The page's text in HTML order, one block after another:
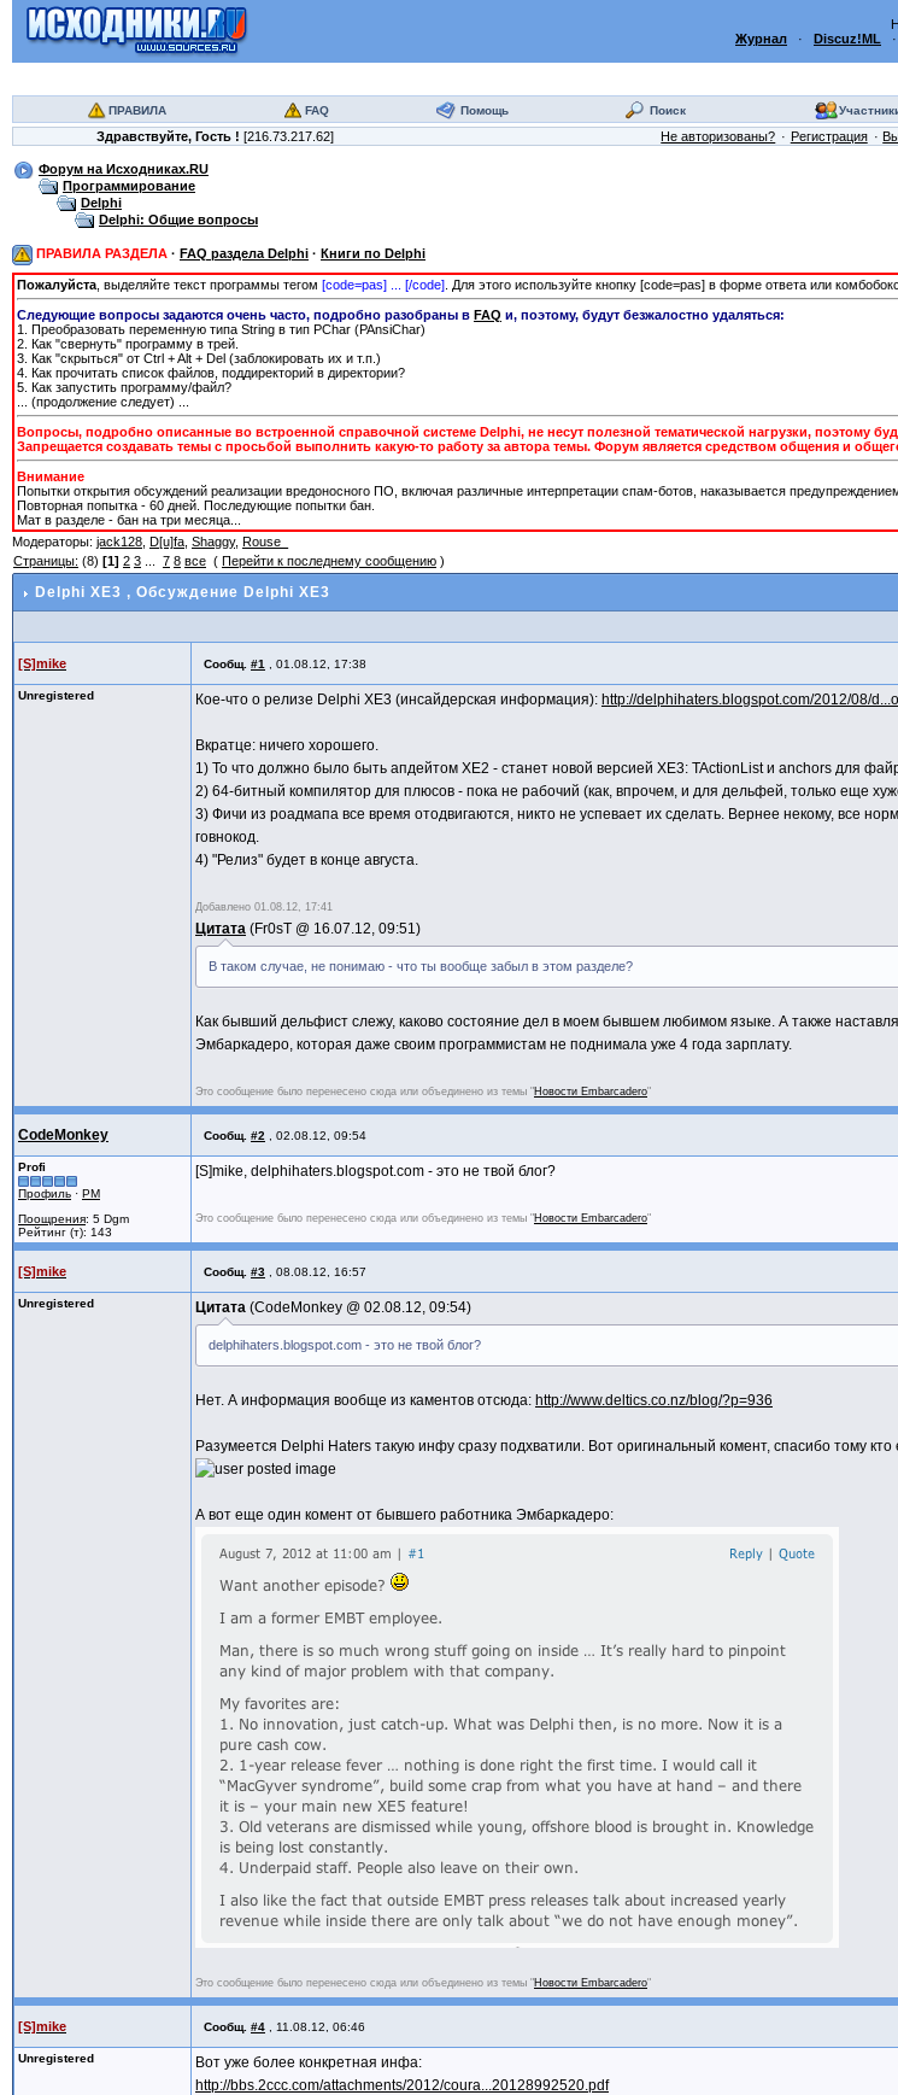
Журнал · Discuz!ML
ПРАВИЛА FAQ Помощь Поиск
Здравствуйте, Гость ! [216.73.217.62] Не авторизованы? Регистрация
Форум на Исходниках.RU
Программирование
Delphi
Delphi: Общие вопросы
ПРАВИЛА РАЗДЕЛА · FAQ раздела Delphi · Книги по Delphi
Пожалуйста , выделяйте текст программы тегом [сode=pas] ... [/сode] . Для этого используйте кнопку [code=pas] в форме ответа или
Следующие вопросы задаются очень часто, подробно разобраны в FAQ и, поэтому, будут безжалостно удаляться:
1. Преобразовать переменную типа String в тип PChar (PAnsiChar)
2. Как "свернуть" программу в трей.
3. Как "скрыться" от Ctrl + Alt + Del (заблокировать их и т.п.)
4. Как прочитать список файлов, поддиректорий в директории?
5. Как запустить программу/файл?
... (продолжение следует) ...
Вопросы, подробно описанные во встроенной справочной системе Delphi, не несут полезной тематической нагрузки, поэтому
Запрещается создавать темы с просьбой выполнить какую-то работу за автора темы. Форум является средством общения и
Внимание
Попытки открытия обсуждений реализации вредоносного ПО, включая различные интерпретации спам-ботов, наказывается
Повторная попытка - 60 дней. Последующие попытки бан.
Мат в разделе - бан на три месяца...
Модераторы: jack128 D[u]fa Shaggy, Rouse_
Страницы: (8) [1] 2 3 7 8 все ( Перейти к последнему сообщению )
Delphi XE3 , Обсуждение Delphi XE3
[S]mike Сообщ. #1 01.08.12, 17:38
Unregistered Кое-что о релизе Delphi XE3 (инсайдерская информация): http://delphihaters.blogspot.com/2012/08/
Вкратце: ничего хорошего.
1) То что должно было быть апдейтом XE2 - станет новой версией XE3: TActionList и anchors для
2) 64-битный компилятор для плюсов - пока не рабочий (как, впрочем, и для дельфей, только еще
3) Фичи из роадмапа все время отодвигаются, никто не успевает их сделать. Вернее некому, все
говнокод.
4) "Релиз" будет в конце августа.
Добавлено 01.08.12, 17:41
Цитата Fr0sT @ 16.07.12, 09:51
В таком случае, не понимаю - что ты вообще забыл в этом разделе?
Как бывший дельфист слежу, каково состояние дел в моем бывшем любимом языке. А также
Эмбаркадеро, которая даже своим программистам не поднимала уже 4 года зарплату.
Это сообщение было перенесено сюда или объединено из темы "Новости Embarcadero"
CodeMonkey Сообщ. #2 02.08.12, 09:54
Profi
Профиль · PM
Поощрения: 5 Dgm
Рейтинг (т): 143
[S]mike, delphihaters.blogspot.com - это не твой блог?
Это сообщение было перенесено сюда или объединено из темы "Новости Embarcadero"
[S]mike Сообщ. #3 08.08.12, 16:57
Unregistered Цитата CodeMonkey @ 02.08.12, 09:54
delphihaters.blogspot.com - это не твой блог?
Нет. А информация вообще из каментов отсюда: http://www.deltics.co.nz/blog/?p=936
Разумеется Delphi Haters такую инфу сразу подхватили. Вот оригинальный комент, спасибо тому кто
А вот еще один комент от бывшего работника Эмбаркадеро:
Это сообщение было перенесено сюда или объединено из темы "Новости Embarcadero"
[S]mike Сообщ. #4 11.08.12, 06:46
Unregistered
Вот уже более конкретная инфа:
http://bbs.2ccc.com/attachments/2012/coura...20128992520.pdf